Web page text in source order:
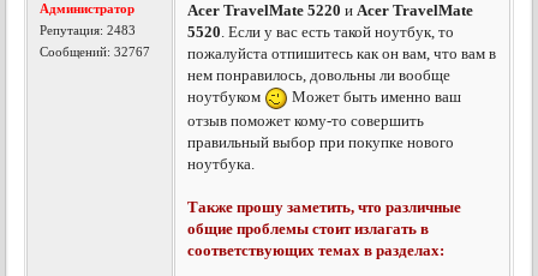
Администратор
Репутация:2483
Сообщений: 32767
Acer TravelMate 5220 иAcer TravelMate
5520. Если у вас есть такой ноутбук, то
пожалуйста отпишитесь как он вам, что вам в
нем понравилось, довольны ли вообще
ноутбуком
Может быть именно ваш
отзыв поможет кому-то совершить
правильный выбор при покупке нового
ноутбука.
Также прошу заметить, что различные
общие проблемы стоит излагать в
соответствующих темах в разделах: